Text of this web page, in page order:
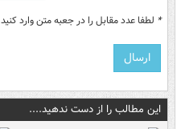
* لطفا عدد مقابل را در جعبه متن وارد کنید
این مطالب را از دست ندهید....